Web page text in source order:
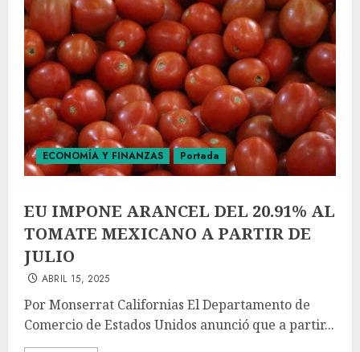
ECONOMÍA Y FINANZAS Portada
EU IMPONE ARANCEL DEL 20.91% AL
TOMATE MEXICANO A PARTIR DE
JULIO
ABRIL 15, 2025
Por Monserrat Californias El Departamento de
Comercio de Estados Unidos anunció que a partir...